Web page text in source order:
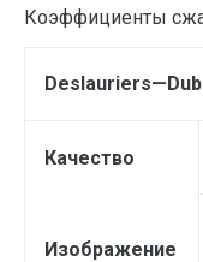
Коэффициенты
Deslauriers—
Качество
Изображение